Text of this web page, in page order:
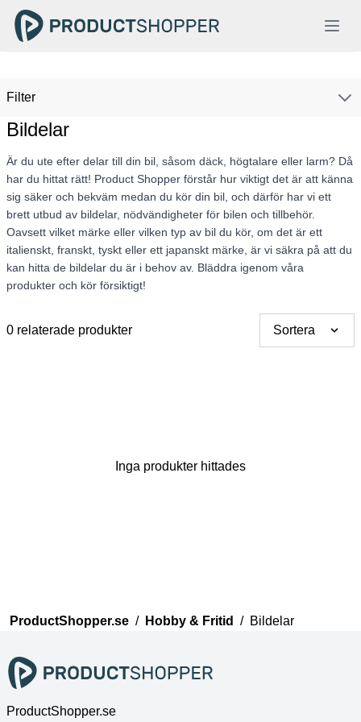
Filter
Bildelar
Är du ute efter delar till din bil, såsom däck, högtalare eller larm? Då
har du hittat rätt! Product Shopper förstår hur viktigt det är att känna
sig säker och bekväm medan du kör din bil, och därför har vi ett
brett utbud av bildelar, nödvändigheter för bilen och tillbehör.
Oavsett vilket märke eller vilken typ av bil du kör, om det är ett
italienskt, franskt, tyskt eller ett japanskt märke, är vi säkra på att du
kan hitta de bildelar du är i behov av. Bläddra igenom våra
produkter och kör försiktigt!
0 relaterade produkter Sortera
Inga produkter hittades
ProductShopper.se / Hobby & Fritid / Bildelar
ProductShopper.se